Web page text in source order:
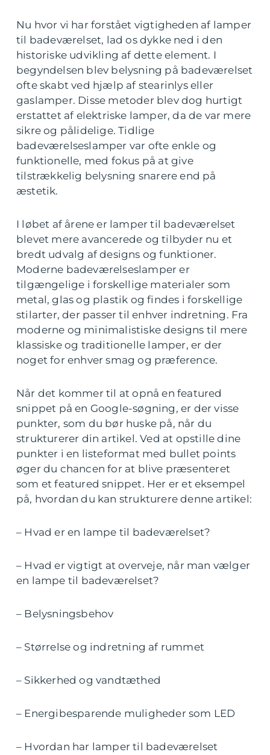
Nu hvor vi har forstået vigtigheden af lamper
til badeværelset, lad os dykke ned i den
historiske udvikling af dette element. I
begyndelsen blev belysning på badeværelset
ofte skabt ved hjælp af stearinlys eller
gaslamper. Disse metoder blev dog hurtigt
erstattet af elektriske lamper, da de var mere
sikre og pålidelige. Tidlige
badeværelseslamper var ofte enkle og
funktionelle, med fokus på at give
tilstrækkelig belysning snarere end på
æstetik.
I løbet af årene er lamper til badeværelset
blevet mere avancerede og tilbyder nu et
bredt udvalg af designs og funktioner.
Moderne badeværelseslamper er
tilgængelige i forskellige materialer som
metal, glas og plastik og findes i forskellige
stilarter, der passer til enhver indretning. Fra
moderne og minimalistiske designs til mere
klassiske og traditionelle lamper, er der
noget for enhver smag og præference.
Når det kommer til at opnå en featured
snippet på en Google-søgning, er der visse
punkter, som du bør huske på, når du
strukturerer din artikel. Ved at opstille dine
punkter i en listeformat med bullet points
øger du chancen for at blive præsenteret
som et featured snippet. Her er et eksempel
på, hvordan du kan strukturere denne artikel:
– Hvad er en lampe til badeværelset?
– Hvad er vigtigt at overveje, når man vælger
en lampe til badeværelset?
– Belysningsbehov
– Størrelse og indretning af rummet
– Sikkerhed og vandtæthed
– Energibesparende muligheder som LED
– Hvordan har lamper til badeværelset